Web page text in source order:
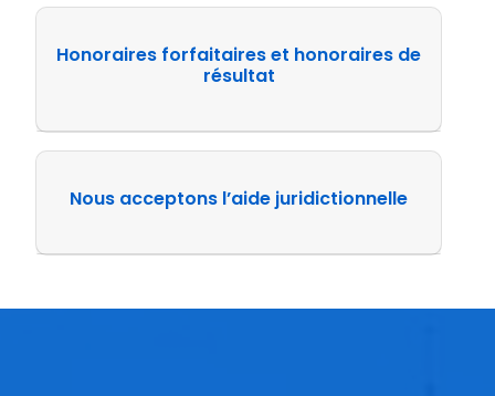
Honoraires forfaitaires et honoraires de
résultat
Nous acceptons l’aide juridictionnelle